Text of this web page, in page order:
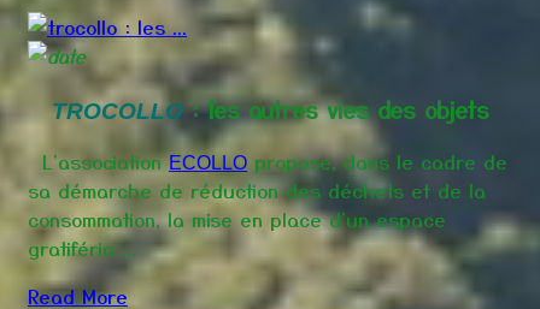
TROCOLLO: les autres vies des objets
L'associationECOLLO propose, dans le cadre de
sa démarche de réduction des déchets et de la
consommation, la mise en place d'un espace
gratiféria ...
Read More